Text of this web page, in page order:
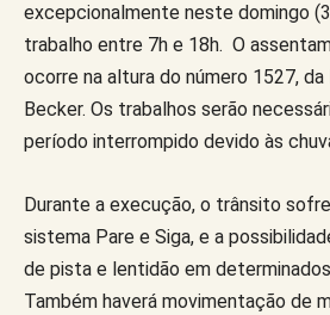
excepcionalmente neste domingo
trabalho entre 7h e 18h. O
ocorre na altura do número 1527,
Becker. Os trabalhos serão
período interrompido devido às
Durante a execução, o trânsito
sistema Pare e Siga, e a
de pista e lentidão em
Também haverá movimentação de